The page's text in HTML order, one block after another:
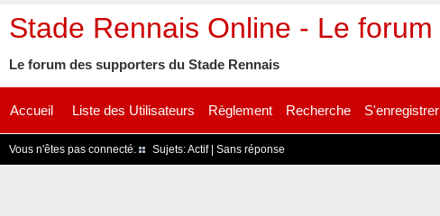
Stade Rennais Online - Le forum
Le forum des supporters du Stade Rennais
Accueil Liste des Utilisateurs Règlement Recherche S'enregistrer
Vous n'êtes pas connecté. Sujets:Actif| Sans réponse